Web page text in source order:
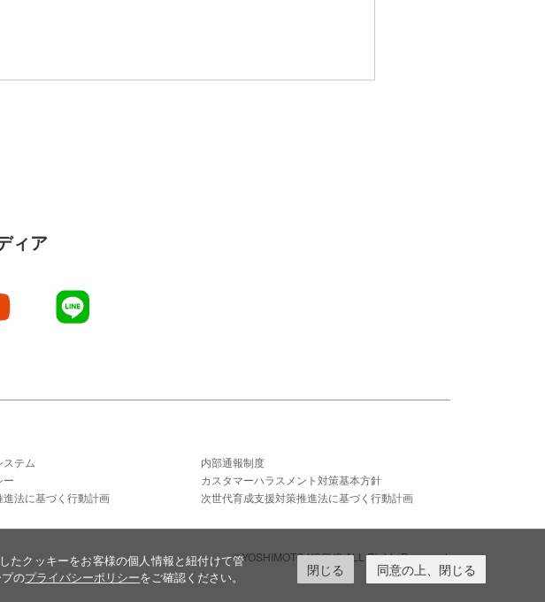
ィア
youtube
ステム
内部通報制度
ー
カスタマーハラスメント対策基本方針
進法に基づく行動計画
次世代育成支援対策推進法に基づく行動計画
©YOSHIMOTO KOGYO,ALL Rights Reserved.
たクッキーをお客様の個人情報と紐付けて管
のプライバシーポリシーをご確認ください。
閉じる 同意の上、閉じる